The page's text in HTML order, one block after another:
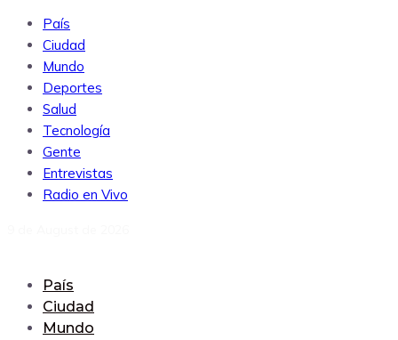
País
Ciudad
Mundo
Deportes
Salud
Tecnología
Gente
Entrevistas
Radio en Vivo
País
Ciudad
Mundo